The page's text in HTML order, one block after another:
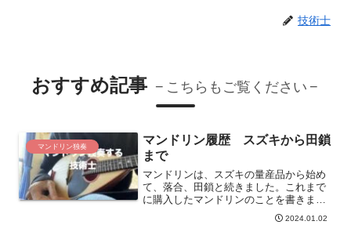
技術士
おすすめ記事 こちらもご覧ください
マンドリン独奏
マンドリン履歴 スズキから田鎖
まで
マンドリンは、スズキの量産品から始め
て、落合、田鎖と続きました。これまで
に購入したマンドリンのことを書きま
す。どのマンドリンにも思い出がありま
す。今、弾いている田鎖の桜を大切にし
2024.01.02